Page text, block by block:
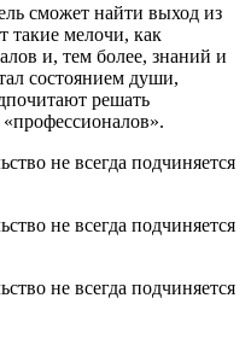
сможет найти выход из
такие мелочи, как
и, тем более, знаний и
состоянием души,
решать